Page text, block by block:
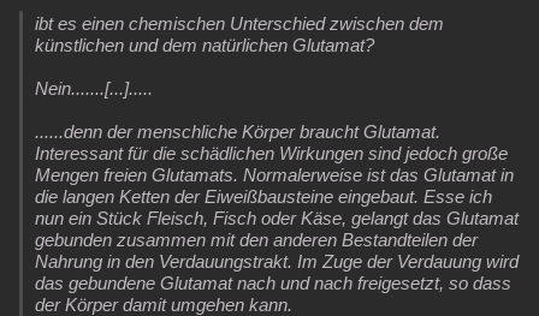
ibt es einen chemischen Unterschied zwischen dem
künstlichen und dem natürlichen Glutamat?
Nein.......[...].....
......denn der menschliche Körper braucht Glutamat.
Interessant für die schädlichen Wirkungen sind jedoch große
Mengen freien Glutamats. Normalerweise ist das Glutamat in
die langen Ketten der Eiweißbausteine eingebaut. Esse ich
nun ein Stück Fleisch, Fisch oder Käse, gelangt das Glutamat
gebunden zusammen mit den anderen Bestandteilen der
Nahrung in den Verdauungstrakt. Im Zuge der Verdauung wird
das gebundene Glutamat nach und nach freigesetzt, so dass
der Körper damit umgehen kann.